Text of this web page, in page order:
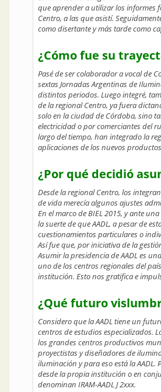
que aprender a utilizar los informes
Centro, a las que asistí.
como disertante y más tarde como
¿Cómo fue su
Pasé de ser colaborador a vocal de
sextas Jornadas Argentinas de
distintos periodos. Luego integré,
de la regional Centro, ya fuera
solo en la ciudad de Córdoba, sino
electricidad o por comerciantes del
largo del tiempo, han integrado la
aplicaciones de los nuevos
¿Por qué decidió
Desde la regional Centro, los
de vida merecía algunos ajustes
En el marco de BIEL 2015, y ante
la suerte de que AADL, a pesar de
cuestionamientos particulares o
Así fue que, por iniciativa de la
Asumir la presidencia de AADL es
uno de los centros regionales del
institución. Esto nos gratifica e
¿Qué futuro
Considero que la AADL tiene un
centros de estudios especializados.
los grandes centros productivos
proyectistas y diseñadores de
iluminación y para eso está la
desde la propia institución o en
denominan IRAM-AADL J 2xxx.